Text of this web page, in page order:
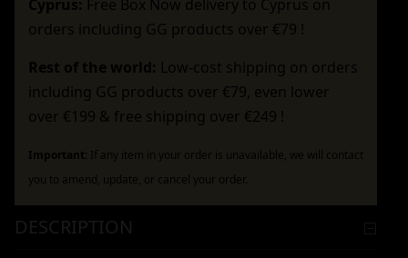
Cyprus: Free Box Now delivery to Cyprus on
orders including GG products over €79 !
Rest of the world: Low-cost shipping on orders
including GG products over €79, even lower
over €199 & free shipping over €249 !
Important:
If any item in your order is unavailable, we will contact
you to amend, update, or cancel your order.
DESCRIPTION